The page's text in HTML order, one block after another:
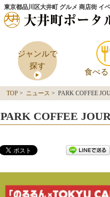
東京都品川区大井町 グルメ 商店街 イ
ジャンルで
探す
食べ
TOP > ニュース > PARK COFFEE
PARK COFFEE